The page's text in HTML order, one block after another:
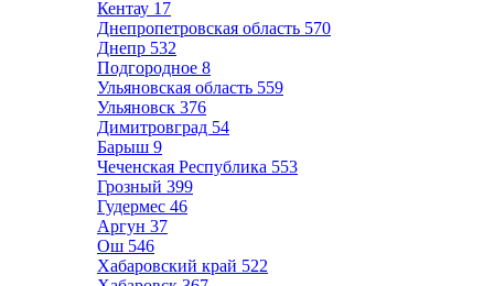
Кентау 17
Днепропетровская область 570
Днепр 532
Подгородное 8
Ульяновская область 559
Ульяновск 376
Димитровград 54
Барыш 9
Чеченская Республика 553
Грозный 399
Гудермес 46
Аргун 37
Ош 546
Хабаровский край 522